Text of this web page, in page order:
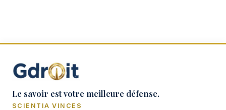
Le savoir est votre meilleure défense.
SCIENTIA VINCES